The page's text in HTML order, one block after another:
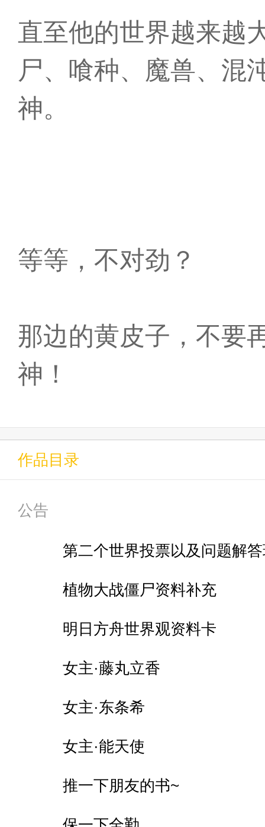
直至他的世界越来越
尸、喰种、魔兽、
神。
等等，不对劲？
那边的黄皮子，不要
神！
作品目录
公告
第二个世界投票以及问题解
植物大战僵尸资料补充
明日方舟世界观资料卡
女主·藤丸立香
女主·东条希
女主·能天使
推一下朋友的书~